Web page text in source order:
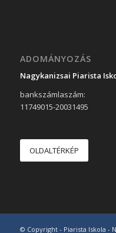
ADOMÁNYOZÁS
Nagykanizsai Piarista
bankszámlaszám:
11749015-20031495
OLDALTÉRKÉP
© Copyright - Piarista Iskola -